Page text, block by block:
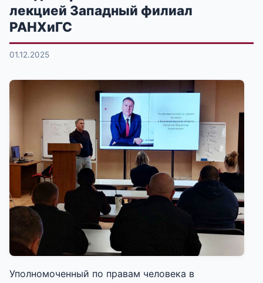
лекцией Западный филиал
РАНХиГС
01.12.2025
Уполномоченный по правам человека в